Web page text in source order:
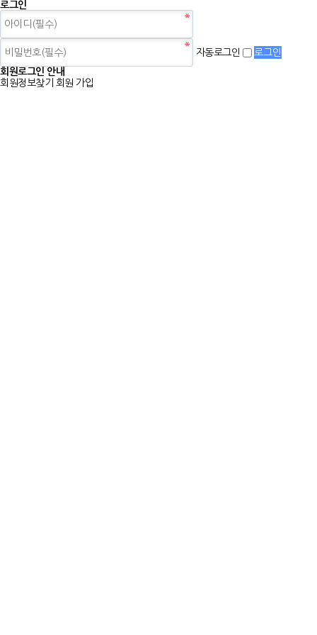
로그인
자동로그인
회원로그인 안내
회원정보찾기 회원 가입